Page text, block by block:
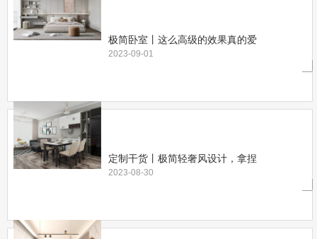
极简卧室丨这么高级的效果真的爱
2023-09-01
定制干货丨极简轻奢风设计，拿捏
2023-08-30